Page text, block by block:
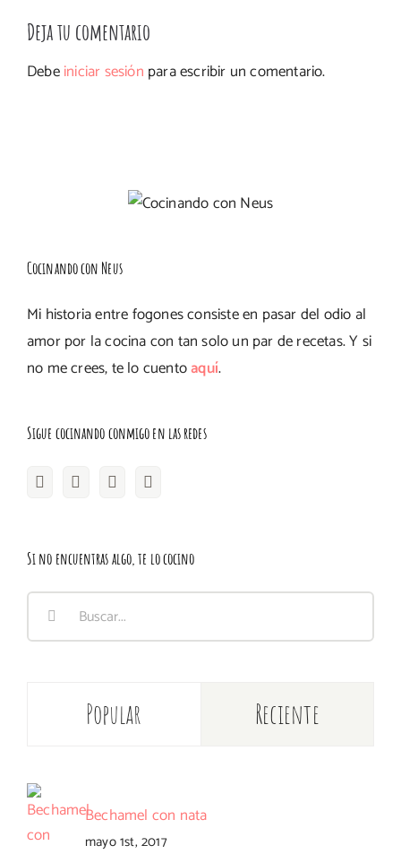
Deja tu comentario
Debeiniciar sesión para escribir un comentario.
Cocinando con Neus
Mi historia entre fogones consiste en pasar del odio al
amor por la cocina con tan solo un par de recetas. Y si
no me crees, te lo cuentoaquí.
Sigue cocinando conmigo en las redes
Si no encuentras algo, te lo cocino
Buscar:
Popular Reciente
Bechamel con nata
mayo 1st, 2017